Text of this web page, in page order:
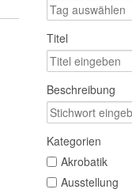
Titel
Beschreibung
Kategorien
Akrobatik
Ausstellung